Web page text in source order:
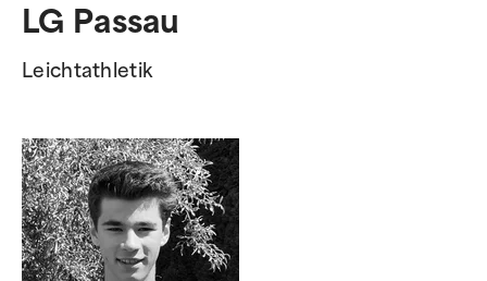
LG Passau
Leichtathletik